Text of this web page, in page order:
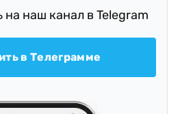
наш канал в Telegram
в Телеграмме